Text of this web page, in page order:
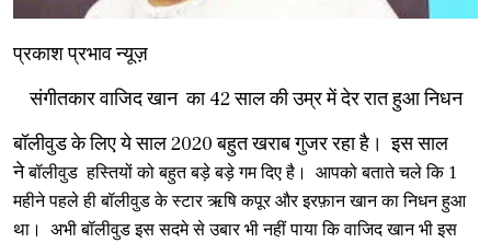
प्रकाश प्रभाव न्यूज़
संगीतकार वाजिद खान का 42 साल की उम्र में देर रात हुआ निधन
बॉलीवुड के लिए ये साल 2020 बहुत खराब गुजर रहा है। इस साल
नेबॉलीवुड हस्तियों को बहुत बड़े बड़े गम दिए है। आपको बताते चले कि 1
महीने पहले हीबॉलीवुड के स्टार ऋषि कपूर और इरफ़ान खान का निधन हुआ
था। अभीबॉलीवुड इस सदमे से उबार भी नहीं पाया किवाजिद खान भी इस